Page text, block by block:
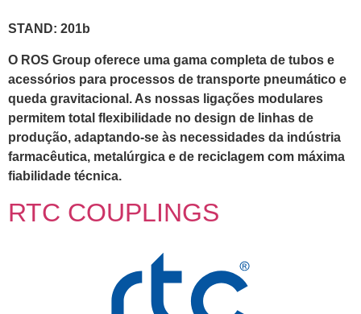
STAND: 201b
O ROS Group oferece uma gama completa de tubos e
acessórios para processos de transporte pneumático e
queda gravitacional. As nossas ligações modulares
permitem total flexibilidade no design de linhas de
produção, adaptando-se às necessidades da indústria
farmacêutica, metalúrgica e de reciclagem com máxima
fiabilidade técnica.
RTC COUPLINGS